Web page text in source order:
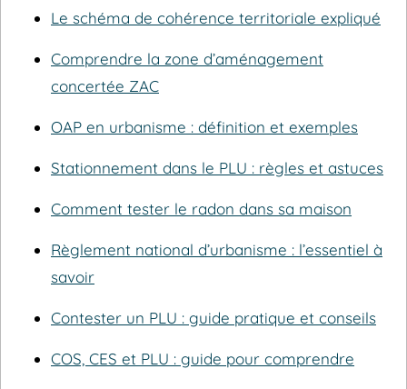
Le schéma de cohérence territoriale expliqué
Comprendre la zone d’aménagement
concertée ZAC
OAP en urbanisme : définition et exemples
Stationnement dans le PLU : règles et astuces
Comment tester le radon dans sa maison
Règlement national d’urbanisme : l’essentiel à
savoir
Contester un PLU : guide pratique et conseils
COS, CES et PLU : guide pour comprendre